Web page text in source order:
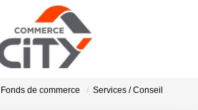
ACHETER
Fonds de commerce
Services / Conseil